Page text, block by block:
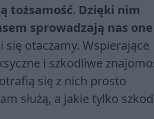
tożsamość. Dzięki nim
sprowadzają nas
otaczamy. Wspierające
i szkodliwe
się z nich prosto
służą, a jakie tylko